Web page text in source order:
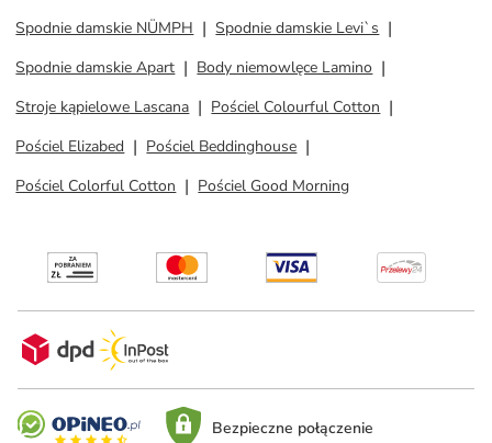
Spodnie damskie NÜMPH
Spodnie damskie Levi`s
Spodnie damskie Apart
Body niemowlęce Lamino
Stroje kąpielowe Lascana
Pościel Colourful Cotton
Pościel Elizabed
Pościel Beddinghouse
Pościel Colorful Cotton
Pościel Good Morning
Bezpieczne połączenie